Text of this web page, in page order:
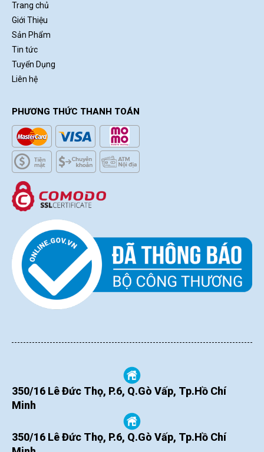
Trang chủ
Giới Thiệu
Sản Phẩm
Tin tức
Tuyển Dụng
Liên hệ
PHƯƠNG THỨC THANH TOÁN
350/16 Lê Đức Thọ, P.6, Q.Gò Vấp, Tp.Hồ Chí
Minh
350/16 Lê Đức Thọ, P.6, Q.Gò Vấp, Tp.Hồ Chí